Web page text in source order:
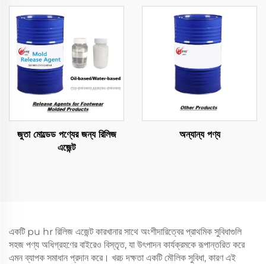
জুতা মোল্ডেড পণ্যের জন্য রিলিজ
এজেন্ট
অন্যান্য পণ্য
একটি pu hr রিলিজ এজেন্ট কারখানার সাথে অংশীদারিত্বের প্রাথমিক সুবিধাগুলি
সহজ পণ্য অধিগ্রহণের বাইরেও বিস্তৃত, যা উৎপাদন কার্যক্রমকে রূপান্তরিত করে
এমন ব্যাপক সমাধান প্রদান করে। খরচ দক্ষতা একটি মৌলিক সুবিধা, কারণ এই